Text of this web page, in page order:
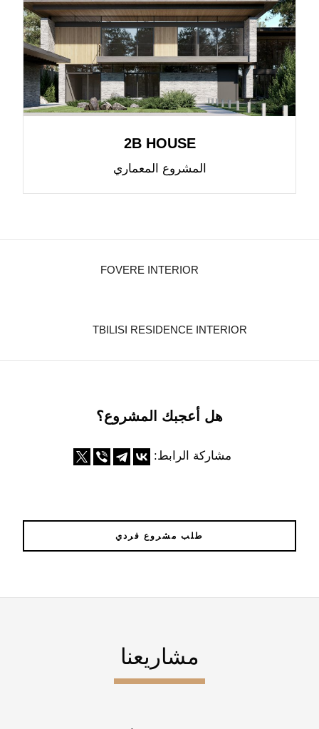
2B HOUSE
المشروع المعماري
FOVERE INTERIOR
TBILISI RESIDENCE INTERIOR
هل أعجبك المشروع؟
مشاركة الرابط:
طلب مشروع فردي
مشاريعنا